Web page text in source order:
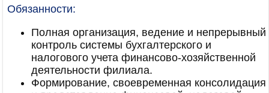
Обязанности:
Полная организация, ведение и непрерывный
контроль системы бухгалтерского и
налогового учета финансово-хозяйственной
деятельности филиала.
Формирование, своевременная консолидация